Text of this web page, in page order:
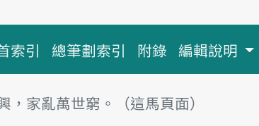
索引 總筆劃索引 附錄 編輯說明
，家亂萬世窮。（這馬頁面）